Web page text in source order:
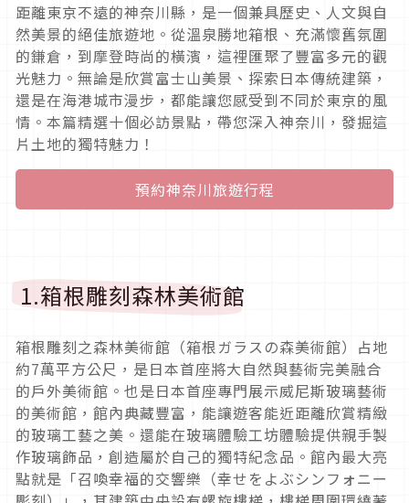
距離東京不遠的神奈川縣，是一個兼具歷史、人文與自
然美景的絕佳旅遊地。從溫泉勝地箱根、充滿懷舊氛圍
的鎌倉，到摩登時尚的橫濱，這裡匯聚了豐富多元的觀
光魅力。無論是欣賞富士山美景、探索日本傳統建築，
還是在海港城市漫步，都能讓您感受到不同於東京的風
情。本篇精選十個必訪景點，帶您深入神奈川，發掘這
片土地的獨特魅力！
預約神奈川旅遊行程
1.箱根雕刻森林美術館
箱根雕刻之森林美術館（箱根ガラスの森美術館）占地
約7萬平方公尺，是日本首座將大自然與藝術完美融合
的戶外美術館。也是日本首座專門展示威尼斯玻璃藝術
的美術館，館內典藏豐富，能讓遊客能近距離欣賞精緻
的玻璃工藝之美。還能在玻璃體驗工坊體驗提供親手製
作玻璃飾品，創造屬於自己的獨特紀念品。館內最大亮
點就是「召喚幸福的交響樂（幸せをよぶシンフォニー